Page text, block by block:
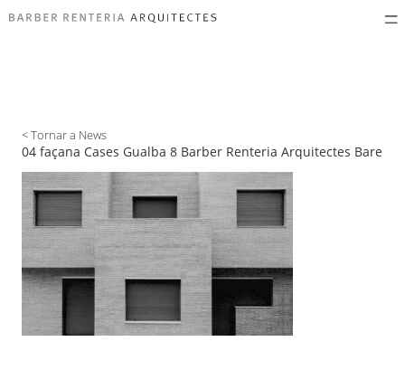
< Tornar a News
04 façana Cases Gualba 8 Barber Renteria Arquitectes Bare